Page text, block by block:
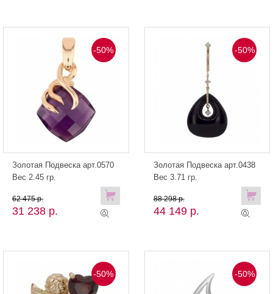
-50%
Золотая Подвеска арт.0570
Вес 2.45 гр.
31 238 р.
62 475 р.
-50%
Золотая Подвеска арт.0438
Вес 3.71 гр.
44 149 р.
88 298 р.
-50% -50%